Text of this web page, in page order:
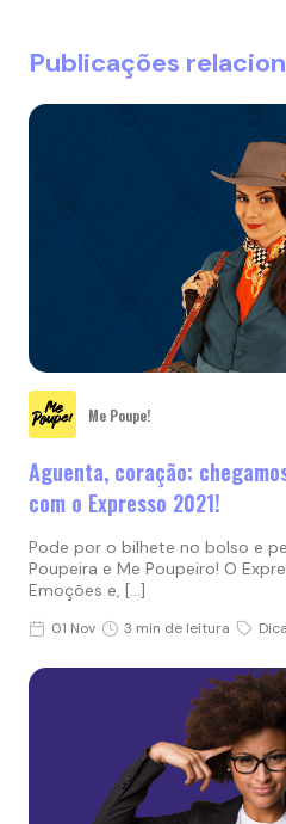
Publicações
Me Poupe!
Aguenta, coração:
com o Expresso 2021!
Pode por o bilhete no bolso e
Poupeira e Me Poupeiro! O
Emoções e, […]
01 Nov 3 min de leitura